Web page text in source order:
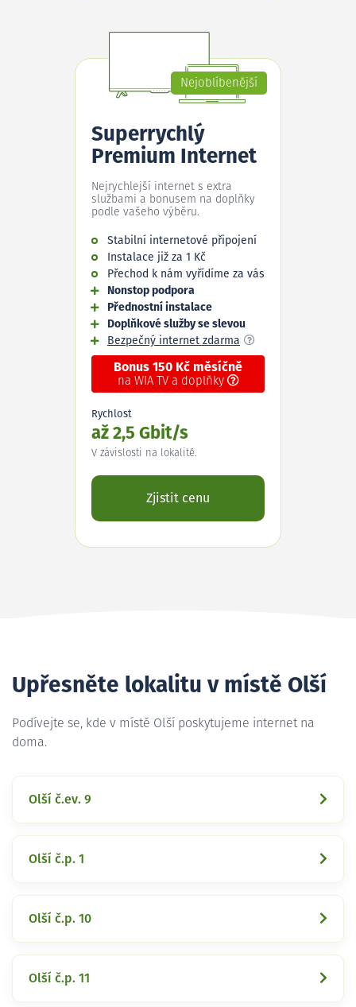
Nejoblíbenější
Superrychlý
Premium Internet
Nejrychlejší internet s extra
službami a bonusem na doplňky
podle vašeho výběru.
Stabilní internetové připojení
Instalace již za 1 Kč
Přechod k nám vyřídíme za vás
Nonstop podpora
Přednostní instalace
Doplňkové služby se slevou
Bezpečný internet zdarma
Bonus 150 Kč měsíčně
na WIA TV a doplňky
Rychlost
až 2,5 Gbit/s
V závislosti na lokalitě.
Zjistit cenu
Upřesněte lokalitu v místě Olší
Podívejte se, kde v místě Olší poskytujeme internet na
doma.
Olší č.ev. 9
Olší č.p. 1
Olší č.p. 10
Olší č.p. 11